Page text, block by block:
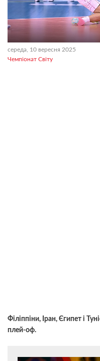
середа, 10 вересня 2025
Чемпіонат Світу
Філіппіни, Іран, Єгипет і
плей-оф.